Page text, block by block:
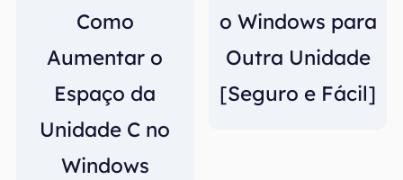
Como
Aumentar o
Espaço da
Unidade C no
Windows
o Windows para
Outra Unidade
[Seguro e Fácil]